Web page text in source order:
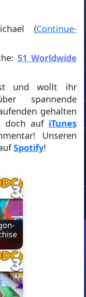
(Continue-
51 Worldwide
und wollt ihr
spannende
gehalten
doch auf iTunes
Unseren
Spotify!